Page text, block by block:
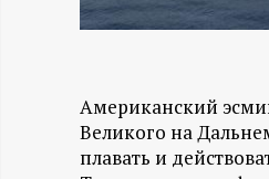
р
а
Американский
Великого на
плавать и